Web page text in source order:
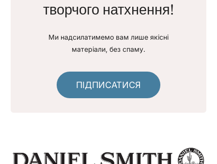
творчого натхнення!
Ми надсилатимемо вам лише якісні
матеріали, без спаму.
ПІДПИСАТИСЯ